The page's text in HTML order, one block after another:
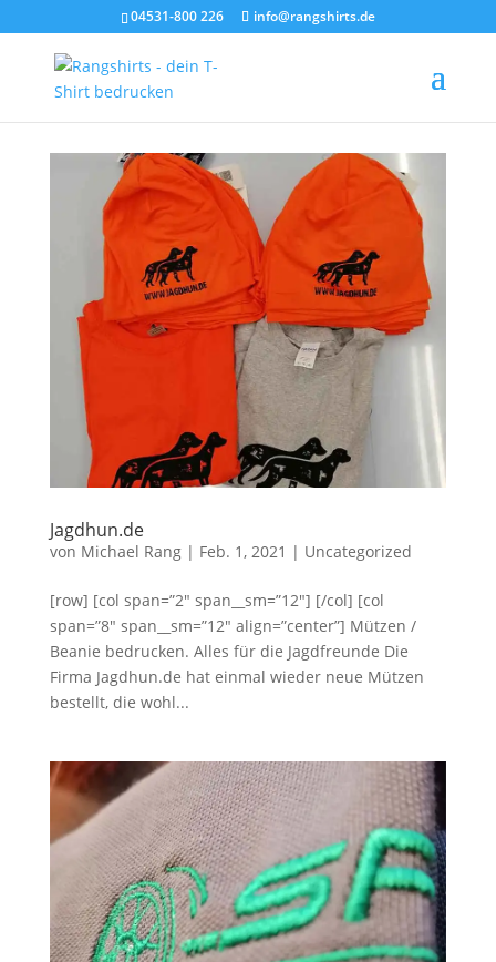
04531-800 226 info@rangshirts.de
Jagdhun.de
von Michael Rang| Feb. 1, 2021 | Uncategorized
[row] [col span=”2″ span__sm=”12″] [/col] [col
span=”8″ span__sm=”12″ align=”center”] Mützen /
Beanie bedrucken. Alles für die Jagdfreunde Die
Firma Jagdhun.de hat einmal wieder neue Mützen
bestellt, die wohl...